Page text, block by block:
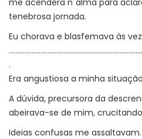
tenebrosa jornada.
Eu chorava e blasfemava às
.
Era angustiosa a minha
A dúvida, precursora da
abeirava-se de mim,
Ideias confusas me assaltavam.